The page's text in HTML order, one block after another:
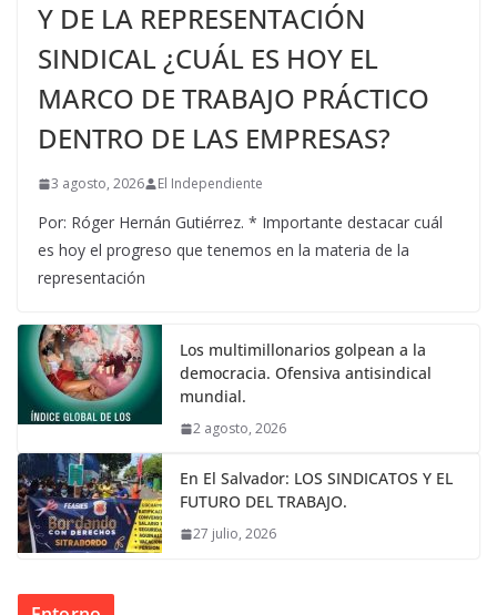
Y DE LA REPRESENTACIÓN
SINDICAL ¿CUÁL ES HOY EL
MARCO DE TRABAJO PRÁCTICO
DENTRO DE LAS EMPRESAS?
3 agosto, 2026 El Independiente
Por: Róger Hernán Gutiérrez. * Importante destacar cuál
es hoy el progreso que tenemos en la materia de la
representación
Los multimillonarios golpean a la
democracia. Ofensiva antisindical
mundial.
2 agosto, 2026
En El Salvador: LOS SINDICATOS Y EL
FUTURO DEL TRABAJO.
27 julio, 2026